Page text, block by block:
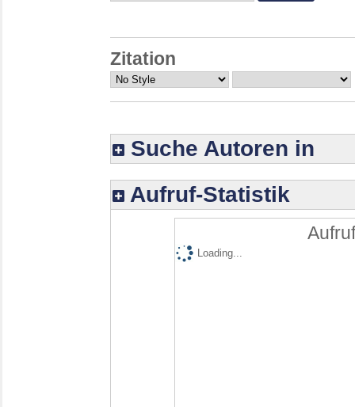
Zitation
Suche Autoren in
Aufruf-Statistik
Loading...